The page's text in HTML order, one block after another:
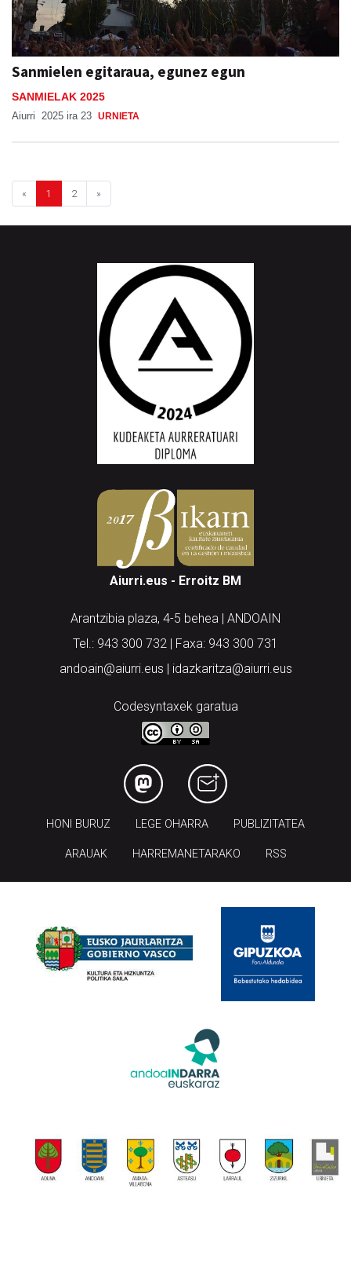
Sanmielen egitaraua, egunez egun
SANMIELAK 2025
Aiurri 2025 ira 23 URNIETA
« 1 2 »
Aiurri.eus - Erroitz BM
Arantzibia plaza, 4-5 behea | ANDOAIN
Tel.: 943 300 732 | Faxa: 943 300 731
andoain@aiurri.eus | idazkaritza@aiurri.eus
Codesyntaxek garatua
HONI BURUZ LEGE OHARRA PUBLIZITATEA
ARAUAK HARREMANETARAKO RSS